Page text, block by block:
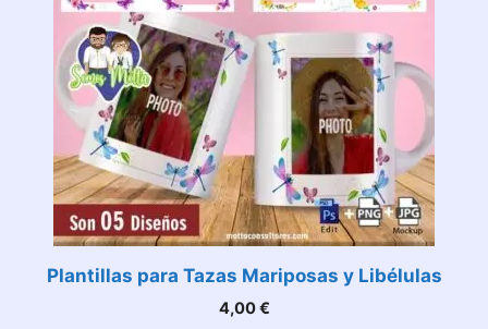
Plantillas para Tazas Mariposas y Libélulas
4,00€